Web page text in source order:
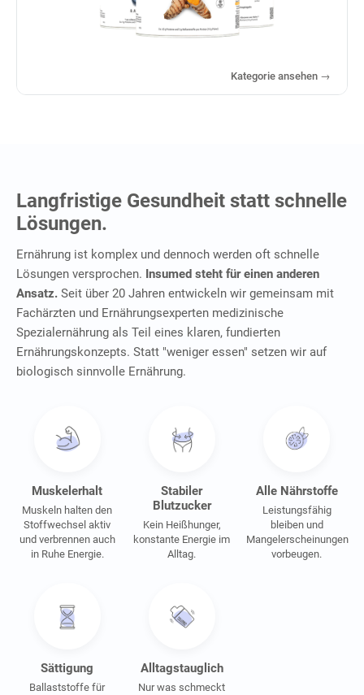
Kategorie ansehen →
Langfristige Gesundheit statt schnelle
Lösungen.
Ernährung ist komplex und dennoch werden oft schnelle
Lösungen versprochen. Insumed steht für einen anderen
Ansatz. Seit über 20 Jahren entwickeln wir gemeinsam mit
Fachärzten und Ernährungsexperten medizinische
Spezialernährung als Teil eines klaren, fundierten
Ernährungskonzepts. Statt "weniger essen" setzen wir auf
biologisch sinnvolle Ernährung.
Muskelerhalt
Muskeln halten den
Stoffwechsel aktiv
und verbrennen auch
in Ruhe Energie.
Stabiler
Blutzucker
Kein Heißhunger,
konstante Energie im
Alltag.
Alle Nährstoffe
Leistungsfähig
bleiben und
Mangelerscheinungen
vorbeugen.
Sättigung
Ballaststoffe für
Alltagstauglich
Nur was schmeckt